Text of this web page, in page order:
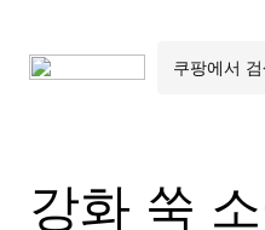
강화 쑥